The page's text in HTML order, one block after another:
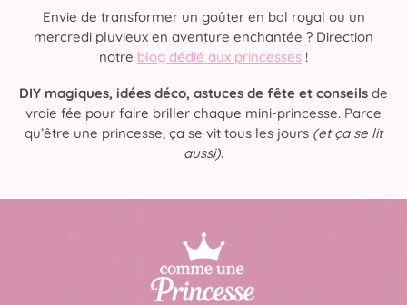
Envie de transformer un goûter en bal royal ou un
mercredi pluvieux en aventure enchantée ? Direction
notre blog dédié aux princesses !
DIY magiques, idées déco, astuces de fête et conseils de
vraie fée pour faire briller chaque mini-princesse. Parce
qu’être une princesse, ça se vit tous les jours (et ça se lit
aussi).